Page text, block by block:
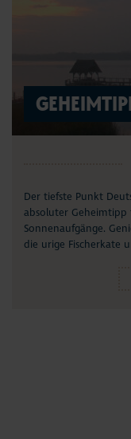
Der tiefste Punkt
absoluter
Sonnenaufgänge.
die urige Fischerkate